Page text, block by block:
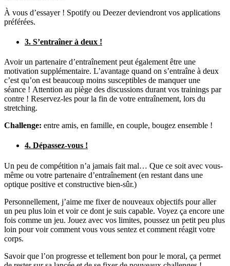
À vous d’essayer ! Spotify ou Deezer deviendront vos applications
préférées.
3. S’entraîner à deux !
Avoir un partenaire d’entraînement peut également être une
motivation supplémentaire. L’avantage quand on s’entraîne à deux
c’est qu’on est beaucoup moins susceptibles de manquer une
séance ! Attention au piège des discussions durant vos trainings par
contre ! Reservez-les pour la fin de votre entraînement, lors du
stretching.
Challenge: entre amis, en famille, en couple, bougez ensemble !
4. Dépassez-vous !
Un peu de compétition n’a jamais fait mal… Que ce soit avec vous-
même ou votre partenaire d’entraînement (en restant dans une
optique positive et constructive bien-sûr.)
Personnellement, j’aime me fixer de nouveaux objectifs pour aller
un peu plus loin et voir ce dont je suis capable. Voyez ça encore une
fois comme un jeu. Jouez avec vos limites, poussez un petit peu plus
loin pour voir comment vous vous sentez et comment réagit votre
corps.
Savoir que l’on progresse et tellement bon pour le moral, ça permet